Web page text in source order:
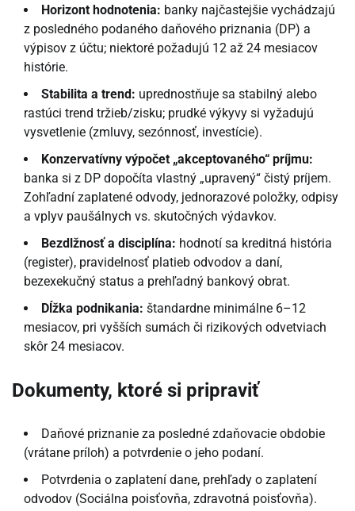
Horizont hodnotenia: banky najčastejšie vychádzajú
z posledného podaného daňového priznania (DP) a
výpisov z účtu; niektoré požadujú 12 až 24 mesiacov
histórie.
Stabilita a trend: uprednostňuje sa stabilný alebo
rastúci trend tržieb/zisku; prudké výkyvy si vyžadujú
vysvetlenie (zmluvy, sezónnosť, investície).
Konzervatívny výpočet „akceptovaného“ príjmu:
banka si z DP dopočíta vlastný „upravený“ čistý príjem.
Zohľadní zaplatené odvody, jednorazové položky, odpisy
a vplyv paušálnych vs. skutočných výdavkov.
Bezdlžnosť a disciplína: hodnotí sa kreditná história
(register), pravidelnosť platieb odvodov a daní,
bezexekučný status a prehľadný bankový obrat.
Dĺžka podnikania: štandardne minimálne 6–12
mesiacov, pri vyšších sumách či rizikových odvetviach
skôr 24 mesiacov.
Dokumenty, ktoré si pripraviť
Daňové priznanie za posledné zdaňovacie obdobie
(vrátane príloh) a potvrdenie o jeho podaní.
Potvrdenia o zaplatení dane, prehľady o zaplatení
odvodov (Sociálna poisťovňa, zdravotná poisťovňa).